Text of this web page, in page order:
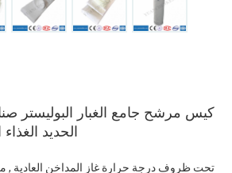
كيس مرشح جامع الغبار البوليستر
الحديد